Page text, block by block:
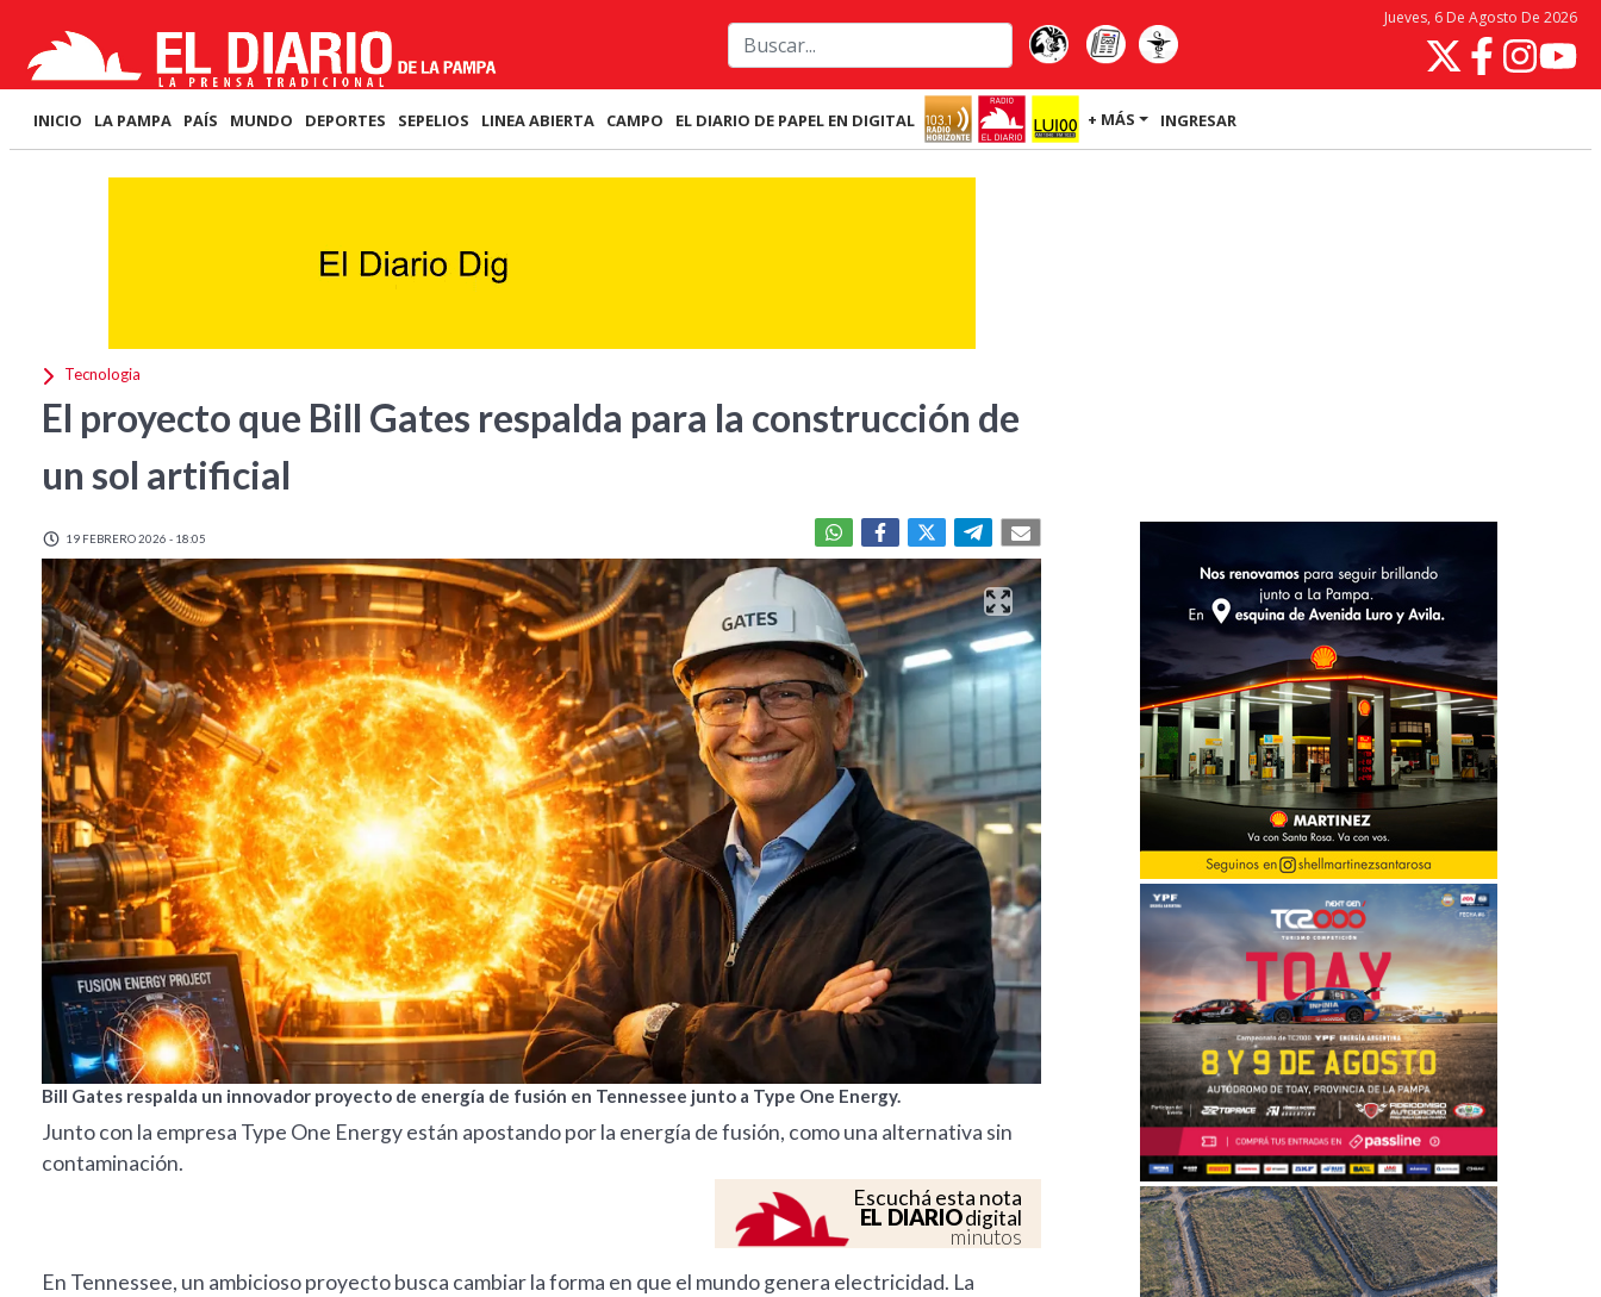
Jueves, 6 De Agosto De 2026
INICIO LA PAMPA PAÍS MUNDO DEPORTES SEPELIOS LINEA ABIERTA CAMPO EL DIARIO DE PAPEL EN DIGITAL + MÁS INGRESAR
Tecnologia
El proyecto que Bill Gates respalda para la construcción de
un sol artificial
19 FEBRERO 2026 - 18:05
Bill Gates respalda un innovador proyecto de energía de fusión en Tennessee junto a Type One Energy.
Junto con la empresa Type One Energy están apostando por la energía de fusión, como una alternativa sin
contaminación.
Escuchá esta nota
EL DIARIOdigital
minutos
En Tennessee, un ambicioso proyecto busca cambiar la forma en que el mundo genera electricidad. La